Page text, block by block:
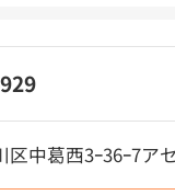
区中葛西3ｰ36ｰ7ア